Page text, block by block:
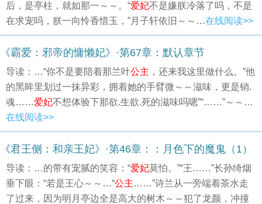
后，是亭柱，就如那一～～。“爱妃不是嫌朕冷落了吗，不是
在求宠吗，朕一向怜香惜玉，”月子轩依旧～～…在线阅读>>
《霸爱：邪帝的慵懒妃》·第67章：默认章节
导读：…“你不是要陪着那兰叶公主 ，还来我这里做什么。”他
的黑眸里划过一抹异彩，拥着她的手臂微～～滋味，更是销.
魂……爱妃不想体验下那欲.生欲.死的滋味吗嗯”“……”～～…
在线阅读>>
《君王侧：和亲王妃》·第46章：：月色下的魔鬼（1）
导读：…的带有宠腻的笑容：“爱妃莫怕。”“王……”长孙绮烟
垂下眼：“若是王心～～…“公主……”诗兰从一旁端着茶水走
了过来，因为明月亭边全是高大的树木～～犯了龙颜，冲撞